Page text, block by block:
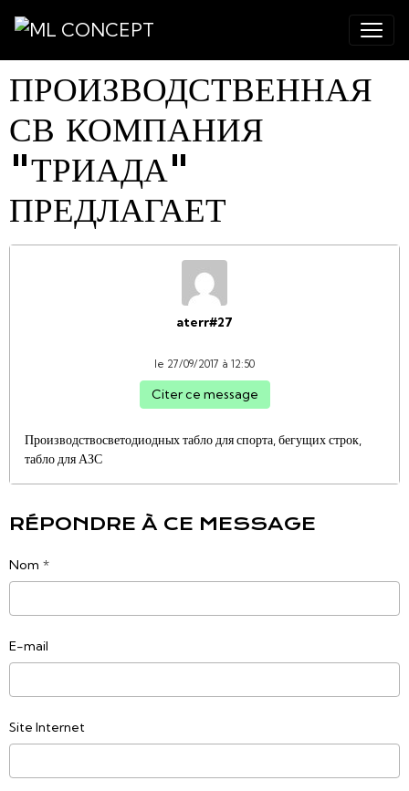
ПРОИЗВОДСТВЕННАЯ
СВ КОМПАНИЯ
"ТРИАДА"
ПРЕДЛАГАЕТ
aterr#27
le 27/09/2017 à 12:50
Citer ce message
Производствосветодиодных табло для спорта, бегущих строк,
табло для АЗС
RÉPONDRE À CE MESSAGE
Nom
E-mail
Site Internet